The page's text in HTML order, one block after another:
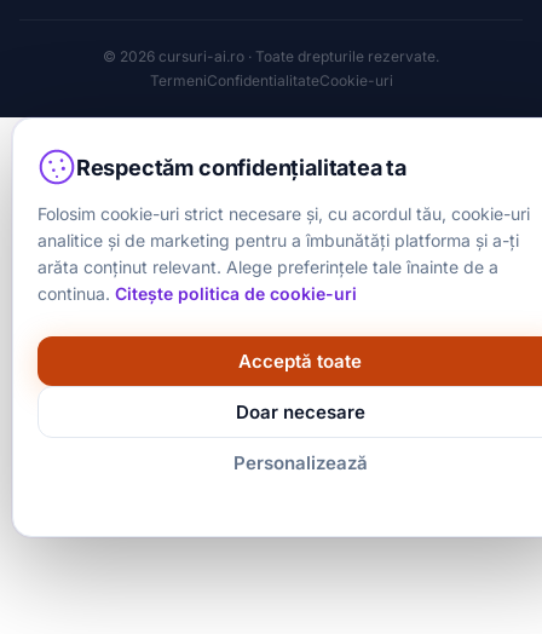
© 2026 cursuri-ai.ro · Toate drepturile rezervate.
TermeniConfidentialitateCookie-uri
Respectăm confidențialitatea ta
Folosim cookie-uri strict necesare și, cu acordul tău, cookie-uri
analitice și de marketing pentru a îmbunătăți platforma și a-ți
arăta conținut relevant. Alege preferințele tale înainte de a
continua. Citește politica de cookie-uri
Acceptă toate
Doar necesare
Personalizează
Strict necesare